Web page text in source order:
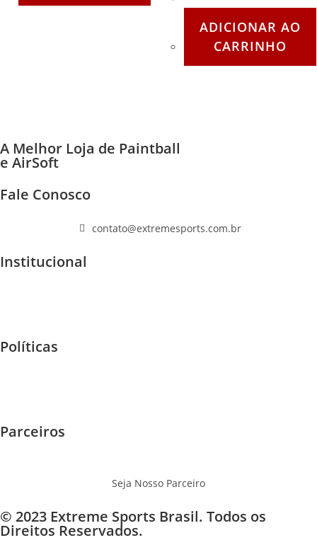
ADICIONAR AO
CARRINHO
A Melhor Loja de Paintball
e AirSoft
Fale Conosco
contato@extremesports.com.br
Institucional
Políticas
Parceiros
Seja Nosso Parceiro
© 2023 Extreme Sports Brasil. Todos os
Direitos Reservados.